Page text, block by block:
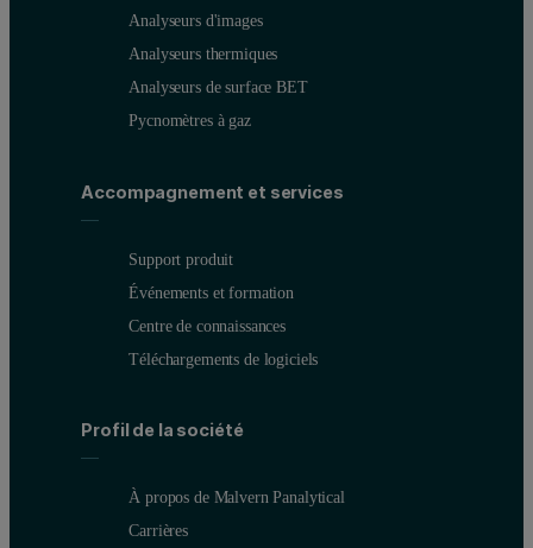
Diffractomètres à rayons X (XRD)
Analyseurs XRF
Analyseurs d'images
Analyseurs thermiques
Pycnomètres à gaz
Accompagnement et services
Support produit
Événements et formation
Téléchargements de logiciels
Profil de la société